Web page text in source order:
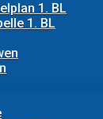
1. BL
1. BL